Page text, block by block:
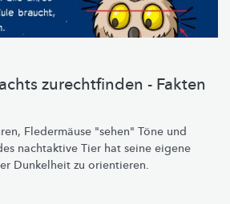
zurechtfinden - Fakten
Fledermäuse "sehen" Töne und
nachtaktive Tier hat seine eigene
Dunkelheit zu orientieren.